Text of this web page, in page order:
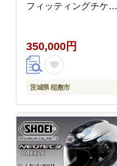
フィッティングチケッ
ツーリング ショウエイ
[1875]
350,000円
茨城県 稲敷市